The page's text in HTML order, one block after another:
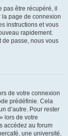
pas être récupéré, il
page de connexion
instructions et vous
rapidement.
de passe, nous vous
de votre connexion
prédéfinie. Cela
d’autre. Pour rester
lors de votre
accédez au forum
une université,